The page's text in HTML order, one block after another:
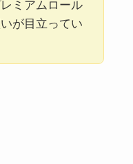
ミアムロール
が目立ってい